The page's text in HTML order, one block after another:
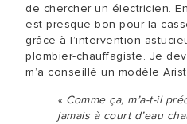
de chercher un électricien.
est presque bon pour la
grâce à l’intervention
plombier-chauffagiste. Je
m’a conseillé un modèle
« Comme ça, m’a-t-il
jamais à court d’eau